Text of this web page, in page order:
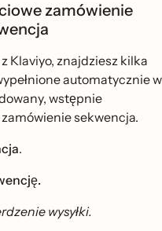
zamówienie
Klaviyo, znajdziesz kilka
automatycznie w
wstępnie
sekwencja.
.
wysyłki.